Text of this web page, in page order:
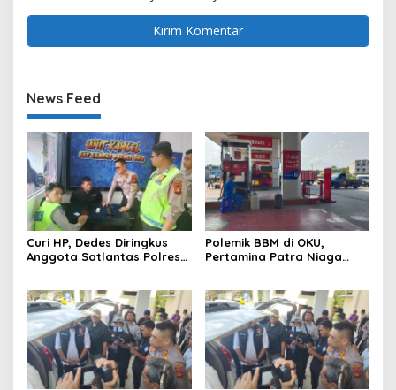
News Feed
Curi HP, Dedes Diringkus
Anggota Satlantas Polres
Polemik BBM di OKU,
Pertamina Patra Niaga
BBM Subsidi dan Perkuat
Pengawasan di Kabupaten
Ogan Komering Ulu